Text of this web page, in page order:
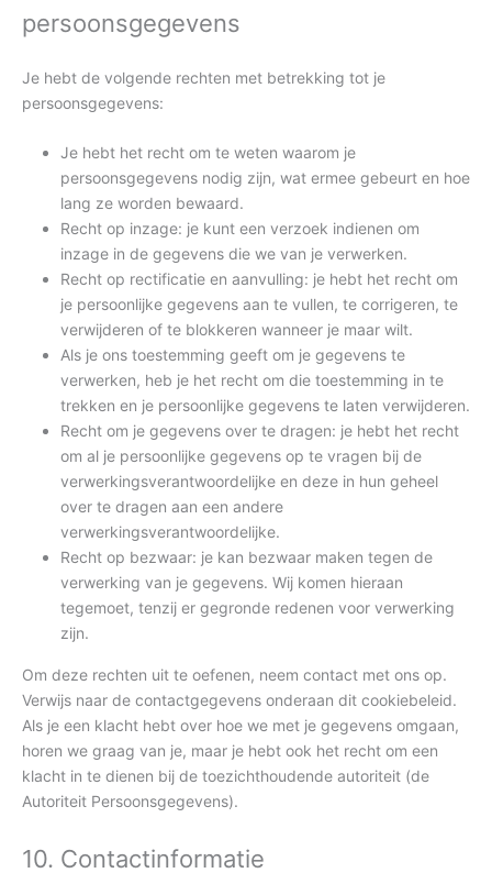
persoonsgegevens
Je hebt de volgende rechten met betrekking tot je
persoonsgegevens:
Je hebt het recht om te weten waarom je
persoonsgegevens nodig zijn, wat ermee gebeurt en hoe
lang ze worden bewaard.
Recht op inzage: je kunt een verzoek indienen om
inzage in de gegevens die we van je verwerken.
Recht op rectificatie en aanvulling: je hebt het recht om
je persoonlijke gegevens aan te vullen, te corrigeren, te
verwijderen of te blokkeren wanneer je maar wilt.
Als je ons toestemming geeft om je gegevens te
verwerken, heb je het recht om die toestemming in te
trekken en je persoonlijke gegevens te laten verwijderen.
Recht om je gegevens over te dragen: je hebt het recht
om al je persoonlijke gegevens op te vragen bij de
verwerkingsverantwoordelijke en deze in hun geheel
over te dragen aan een andere
verwerkingsverantwoordelijke.
Recht op bezwaar: je kan bezwaar maken tegen de
verwerking van je gegevens. Wij komen hieraan
tegemoet, tenzij er gegronde redenen voor verwerking
zijn.
Om deze rechten uit te oefenen, neem contact met ons op.
Verwijs naar de contactgegevens onderaan dit cookiebeleid.
Als je een klacht hebt over hoe we met je gegevens omgaan,
horen we graag van je, maar je hebt ook het recht om een
klacht in te dienen bij de toezichthoudende autoriteit (de
Autoriteit Persoonsgegevens).
10. Contactinformatie